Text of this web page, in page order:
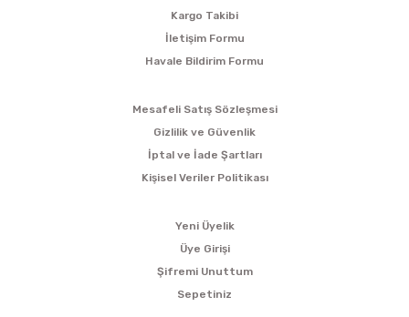
Kargo Takibi
İletişim Formu
Havale Bildirim Formu
Mesafeli Satış Sözleşmesi
Gizlilik ve Güvenlik
İptal ve İade Şartları
Kişisel Veriler Politikası
Yeni Üyelik
Üye Girişi
Şifremi Unuttum
Sepetiniz